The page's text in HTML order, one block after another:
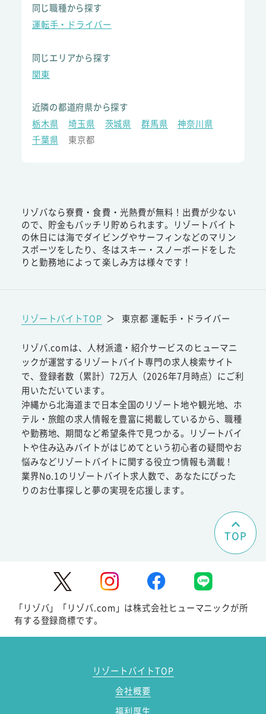
同じ職種から探す
運転手・ドライバー
同じエリアから探す
関東
近隣の都道府県から探す
栃木県
埼玉県 茨城県 群馬県
神奈川県
千葉県
東京都
リゾバなら寮費・食費・光熱費が無料！出費が少ない
ので、貯金もバッチリ貯められます。リゾートバイト
の休日には海でダイビングやサーフィンなどのマリン
スポーツをしたり、冬はスキー・スノーボードをした
りと勤務地によって楽しみ方は様々です！
リゾートバイトTOP ＞ 東京都 運転手・ドライバー
リゾバ.comは、人材派遣・紹介サービスのヒューマニ
ックが運営するリゾートバイト専門の求人検索サイト
で、登録者数（累計）72万人（2026年7月時点）にご利
用いただいています。
沖縄から北海道まで日本全国のリゾート地や観光地、ホ
テル・旅館の求人情報を豊富に掲載しているから、職種
や勤務地、期間など希望条件で見つかる。リゾートバイ
トや住み込みバイトがはじめてという初心者の疑問やお
悩みなどリゾートバイトに関する役立つ情報も満載！
業界No.1のリゾートバイト求人数で、あなたにぴった
りのお仕事探しと夢の実現を応援します。
TOP
「リゾバ」「リゾバ.com」は株式会社ヒューマニックが所
有する登録商標です。
リゾートバイトTOP
会社概要
福利厚生